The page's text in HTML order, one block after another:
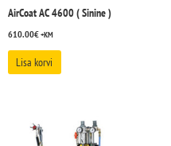
AirCoat AC 4600 ( Sinine )
610.00€+KM
Lisa korvi